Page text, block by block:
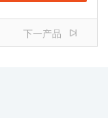
下一产品